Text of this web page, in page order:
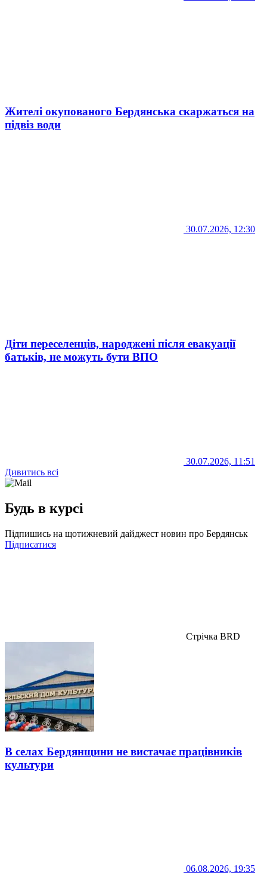
Жителі окупованого Бердянська скаржаться на
підвіз води
30.07.2026, 12:30
Діти переселенців, народжені після евакуації
батьків, не можуть бути ВПО
30.07.2026, 11:51
Дивитись всі
Будь в курсі
Підпишись на щотижневий дайджест новин про Бердянськ
Підписатися
Стрічка BRD
В селах Бердянщини не вистачає працівників
культури
06.08.2026, 19:35